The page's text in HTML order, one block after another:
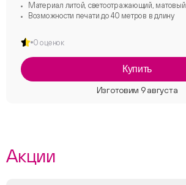
Материал литой, светоотражающий, матовый
Возможности печати до 40 метров в длину
0 оценок
Купить
Акции